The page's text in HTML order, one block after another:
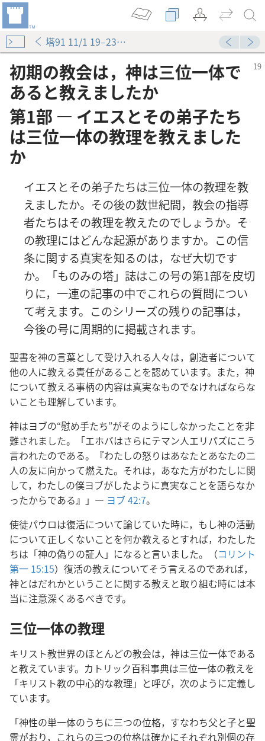
塔91 11/1 19–23ページ
初期の教会は，神は三位一体で
あると教えましたか
第1部 ― イエスとその弟子たち
は三位一体の教理を教えました
か
イエスとその弟子たちは三位一体の教理を教
えましたか。その後の数世紀間，教会の指導
者たちはその教理を教えたのでしょうか。そ
の教理にはどんな起源がありますか。この信
条に関する真実を知るのは，なぜ大切です
か。「ものみの塔」誌はこの号の第1部を皮切
りに，一連の記事の中でこれらの質問につい
て考えます。このシリーズの残りの記事は，
今後の号に周期的に掲載されます。
聖書を神の言葉として受け入れる人々は，創造者について
他の人に教える責任があることを認めています。また，神
について教える事柄の内容は真実なものでなければならな
いことも理解しています。
神はヨブの“慰め手たち”がそのようにしなかったことを非
難されました。「エホバはさらにテマン人エリパズにこう
言われたのである。『わたしの怒りはあなたとあなたの二
人の友に向かって燃えた。それは，あなた方がわたしに関
して，わたしの僕ヨブがしたように真実なことを語らなか
ったからである』」― ヨブ 42:7。
使徒パウロは復活について論じていた時に，もし神の活動
について正しくないことを何か教えるとすれば，わたした
ちは「神の偽りの証人」になると言いました。（コリント
第一 15:15）復活の教えについてそう言えるのであれば，
神とはだれかということに関する教えと取り組む時には本
当に注意深くあるべきです。
三位一体の教理
キリスト教世界のほとんどの教会は，神は三位一体である
と教えています。カトリック百科事典は三位一体の教えを
「キリスト教の中心的な教理」と呼び，次のように定義し
ています。
「神性の単一体のうちに三つの位格，すなわち父と子と聖
霊がおり，これらの三つの位格は確かにそれぞれ別個の存